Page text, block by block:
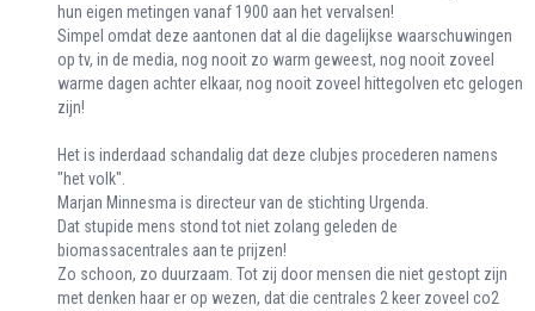
hun eigen metingen vanaf 1900 aan het vervalsen!
Simpel omdat deze aantonen dat al die dagelijkse waarschuwingen
op tv, in de media, nog nooit zo warm geweest, nog nooit zoveel
warme dagen achter elkaar, nog nooit zoveel hittegolven etc gelogen
zijn!
Het is inderdaad schandalig dat deze clubjes procederen namens
"het volk".
Marjan Minnesma is directeur van de stichting Urgenda.
Dat stupide mens stond tot niet zolang geleden de
biomassacentrales aan te prijzen!
Zo schoon, zo duurzaam. Tot zij door mensen die niet gestopt zijn
met denken haar er op wezen, dat die centrales 2 keer zoveel co2